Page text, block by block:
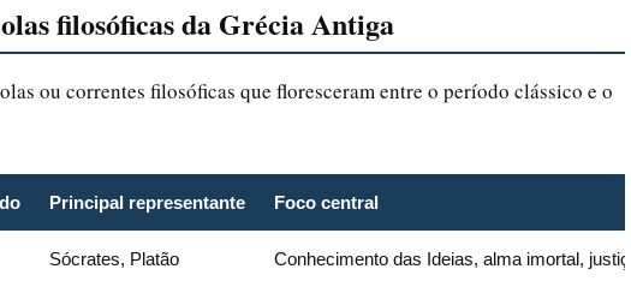
filosóficas da Grécia Antiga
ou correntes filosóficas que floresceram entre o período clássico e o
Principal representante Foco central
Sócrates, Platão Conhecimento das Ideias, alma imortal, justiça